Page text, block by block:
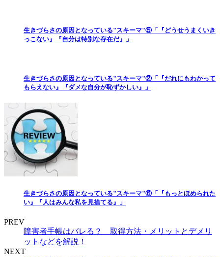
生きづらさの原因となっている"スキーマ"⑤「『どうせうまくいき
っこない』『自分は特別な存在だ』」
生きづらさの原因となっている"スキーマ"②「『だれにもわかって
もらえない』『ダメな自分が恥ずかしい』」
生きづらさの原因となっている"スキーマ"⑥「『もっとほめられた
い』『人はみんな私を見捨てる』」
PREV
障害者手帳はバレる？ 取得方法・メリットとデメリ
ットなどを解説！
NEXT